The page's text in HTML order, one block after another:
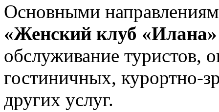
Основными
«Женский клуб
обслуживание туристов,
гостиничных, курортно-
других услуг.